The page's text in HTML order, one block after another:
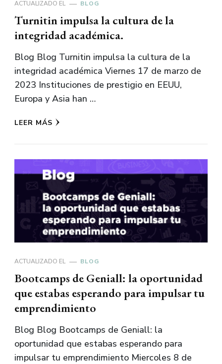
ACTUALIZADO EL BLOG
Turnitin impulsa la cultura de la
integridad académica.
Blog Blog Turnitin impulsa la cultura de la
integridad académica Viernes 17 de marzo de
2023 Instituciones de prestigio en EEUU,
Europa y Asia han …
LEER MÁS
ACTUALIZADO EL BLOG
Bootcamps de Geniall: la oportunidad
que estabas esperando para impulsar tu
emprendimiento
Blog Blog Bootcamps de Geniall: la
oportunidad que estabas esperando para
impulsar tu emprendimiento Miercoles 8 de